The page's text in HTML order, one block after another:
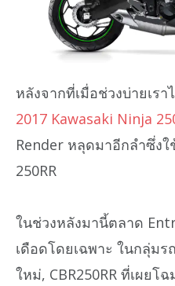
หลังจากที่เมื่อช่วงบ่ายเร
2017 Kawasaki Ninja
Render หลุดมาอีกลำซึ่งใ
250RR
ในช่วงหลังมานี้ตลาด
เดือดโดยเฉพาะ ในกลุ่มร
ใหม่, CBR250RR ที่เผย